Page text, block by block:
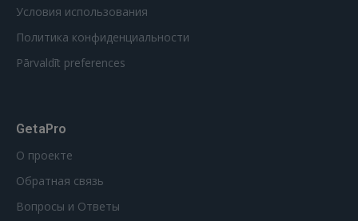
Условия использования
Политика конфиденциальности
Pārvaldīt preferences
GetaPro
О проекте
Обратная связь
Вопросы и Ответы